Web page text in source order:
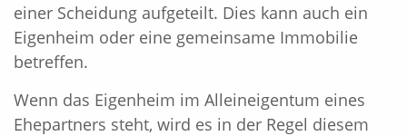
einer Scheidung aufgeteilt. Dies kann auch ein
Eigenheim oder eine gemeinsame Immobilie
betreffen.
Wenn das Eigenheim im Alleineigentum eines
Ehepartners steht, wird es in der Regel diesem